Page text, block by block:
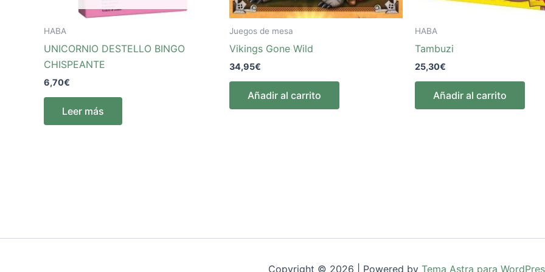
HABA
UNICORNIO DESTELLO BINGO
CHISPEANTE
6,70€
Leer más
Juegos de mesa
Vikings Gone Wild
34,95€
Añadir al carrito
HABA
Tambuzi
25,30€
Añadir al carrito
Copyright © 2026 | Powered by Tema Astra para